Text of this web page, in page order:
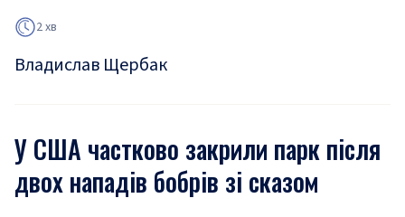
2 хв
Владислав Щербак
У США частково закрили парк після
двох нападів бобрів зі сказом